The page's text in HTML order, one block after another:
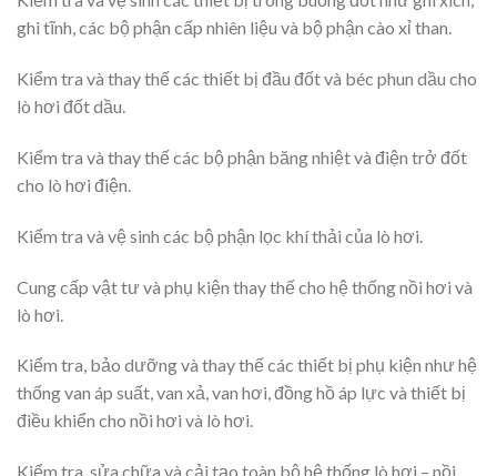
ghi tĩnh, các bộ phận cấp nhiên liệu và bộ phận cào xỉ than.
Kiểm tra và thay thế các thiết bị đầu đốt và béc phun dầu cho
lò hơi đốt dầu.
Kiểm tra và thay thế các bộ phận băng nhiệt và điện trở đốt
cho lò hơi điện.
Kiểm tra và vệ sinh các bộ phận lọc khí thải của lò hơi.
Cung cấp vật tư và phụ kiện thay thế cho hệ thống nồi hơi và
lò hơi.
Kiểm tra, bảo dưỡng và thay thế các thiết bị phụ kiện như hệ
thống van áp suất, van xả, van hơi, đồng hồ áp lực và thiết bị
điều khiển cho nồi hơi và lò hơi.
Kiểm tra, sửa chữa và cải tạo toàn bộ hệ thống lò hơi – nồi